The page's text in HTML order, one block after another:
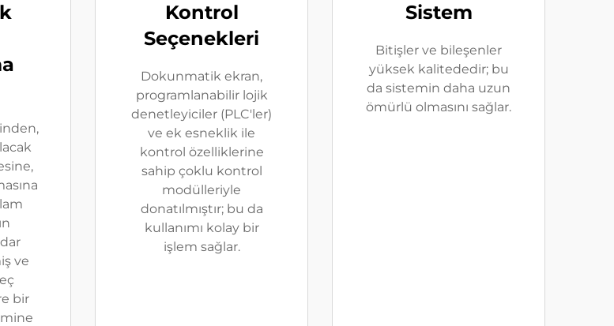
ve
bir
Kontrol
Seçenekleri
Dokunmatik ekran,
programlanabilir lojik
denetleyiciler (PLC'ler)
ve ek esneklik ile
kontrol özelliklerine
sahip çoklu kontrol
modülleriyle
donatılmıştır; bu da
kullanımı kolay bir
işlem sağlar.
Sistem
Bitişler ve bileşenler
yüksek kalitededir; bu
da sistemin daha uzun
ömürlü olmasını sağlar.